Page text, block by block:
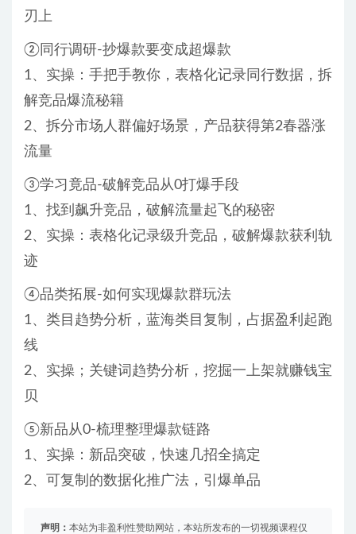
刃上
②同行调研-抄爆款要变成超爆款
1、实操：手把手教你，表格化记录同行数据，拆
解竞品爆流秘籍
2、拆分市场人群偏好场景，产品获得第2春器涨
流量
③学习竟品-破解竞品从0打爆手段
1、找到飙升竞品，破解流量起飞的秘密
2、实操：表格化记录级升竞品，破解爆款获利轨
迹
④品类拓展-如何实现爆款群玩法
1、类目趋势分析，蓝海类目复制，占据盈利起跑
线
2、实操；关键词趋势分析，挖掘一上架就赚钱宝
贝
⑤新品从0-梳理整理爆款链路
1、实操：新品突破，快速几招全搞定
2、可复制的数据化推广法，引爆单品
声明： 本站为非盈利性赞助网站，本站所发布的一切视频课程仅